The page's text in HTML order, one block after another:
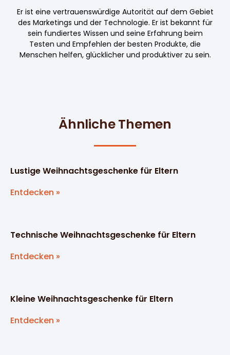
Er ist eine vertrauenswürdige Autorität auf dem Gebiet
des Marketings und der Technologie. Er ist bekannt für
sein fundiertes Wissen und seine Erfahrung beim
Testen und Empfehlen der besten Produkte, die
Menschen helfen, glücklicher und produktiver zu sein.
Ähnliche Themen
Lustige Weihnachtsgeschenke für Eltern
Entdecken »
Technische Weihnachtsgeschenke für Eltern
Entdecken »
Kleine Weihnachtsgeschenke für Eltern
Entdecken »